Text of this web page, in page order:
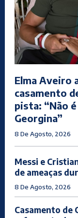
Elma Aveiro
casamento
pista: “Não
Georgina”
8 De Agosto, 2026
Messi e
de ameaças
8 De Agosto, 2026
Casamento de